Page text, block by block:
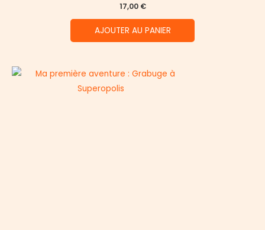
17,00 €
AJOUTER AU PANIER